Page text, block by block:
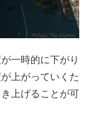
一時的に下がり
上がっていくた
上げることが可